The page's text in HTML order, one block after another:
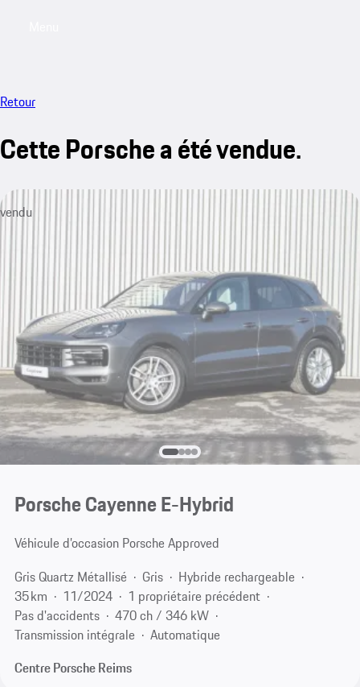
Retour
Cette Porsche a été vendue.
vendu
Porsche Cayenne E-Hybrid
Véhicule d’occasion Porsche Approved
Gris Quartz Métallisé
Gris
Hybride rechargeable
35 km
11/2024
1 propriétaire précédent
Pas d'accidents
470 ch / 346 kW
Transmission intégrale
Automatique
Centre Porsche Reims